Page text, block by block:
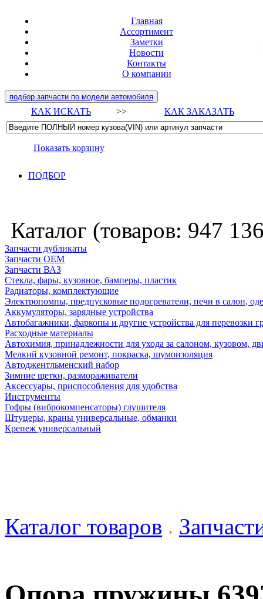
Главная
Ассортимент
Заметки
Новости
Контакты
О компании
подбор запчасти по модели автомобиля
КАК ИСКАТЬ >> КАК ЗАКАЗАТЬ
Показать корзину
ПОДБОР
Каталог (товаров: 947
Запчасти дубликаты
Запчасти ОЕМ
Запчасти ВАЗ
Стекла, фары, кузовное, бамперы, пластик
Радиаторы, комплектующие
Электропомпы, предпусковые подогреватели, печи в салон,
Аккумуляторы, зарядные устройства
Автобагажники, фаркопы и другие устройства для перевозки
Расходные материалы
Автохимия, принадлежности для ухода за салоном, кузовом,
Мелкий кузовной ремонт, покраска, шумоизоляция
Автоджентльменский набор
Зимние щетки, размораживатели
Аксессуары, приспособления для удобства
Инструменты
Гофры (виброкомпенсаторы) глушителя
Штуцеры, краны универсальные, обманки
Крепеж универсальный
Каталог товаров